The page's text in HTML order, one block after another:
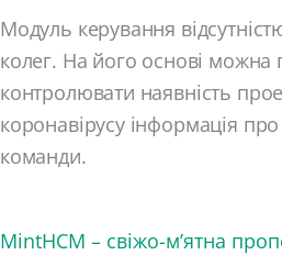
Модуль керування
колег. На його основі можна
контролювати наявність
коронавірусу інформація
команди.
MintHCM – свіжо-м’ятна